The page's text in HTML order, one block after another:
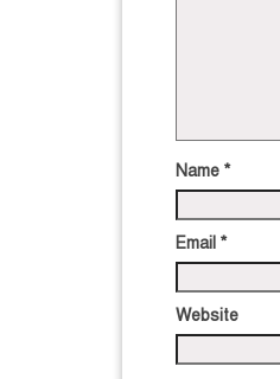
Name *
Email *
Website